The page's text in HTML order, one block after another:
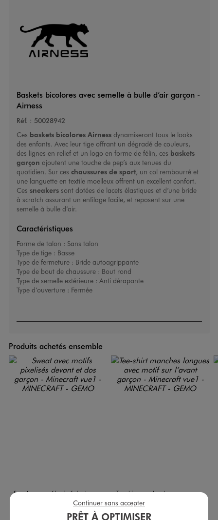
Baskets bicolores avec semelle à bulle d’air garçon -
Airness
Réf. : 50028942
Ces baskets bicolores Airnessdynamiseront tous le looks
des enfants. Avec leur tige offrant un dégradé de couleurs,
des lignes en relief et un logo en forme de félin, ces baskets
garçon ajoutent une touche de pep’s aux tenues du
quotidien. Sur ces chaussures de sport, un col rembourré et
une languette en textile moelleux offrent un excellent confort.
Ces sneakerssont dotées de lacets élastiques et d’une bride
à scratch assurant un enfilage facile, et reposent sur une
semelle à bulle d’air.
Caractéristiques
Forme de talon : Sans talon
Type de tige : Basse
Type de fermeture : Bride autoagrippante
Type de bout de chaussure : Bout rond
Type de semelle extérieure : Anti dérapante
Type d’ouverture : Fermée
Produits achetés ensemble
Sweat avec motifs pixelisés devant et dos garçon - Minecraft Tee-shirt manches longues avec motif sur l’avant garçon - Minecraft
PRÊT À OPTIMISER
Continuer sans accepter